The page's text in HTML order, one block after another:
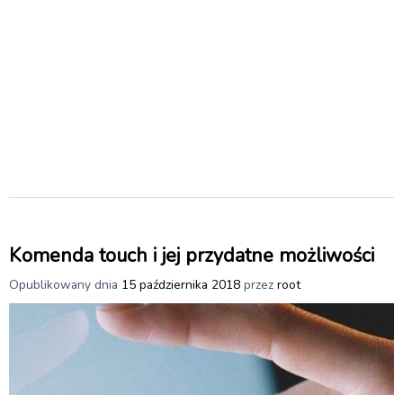
Komenda touch i jej przydatne możliwości
Opublikowany dnia 15 października 2018 przez root